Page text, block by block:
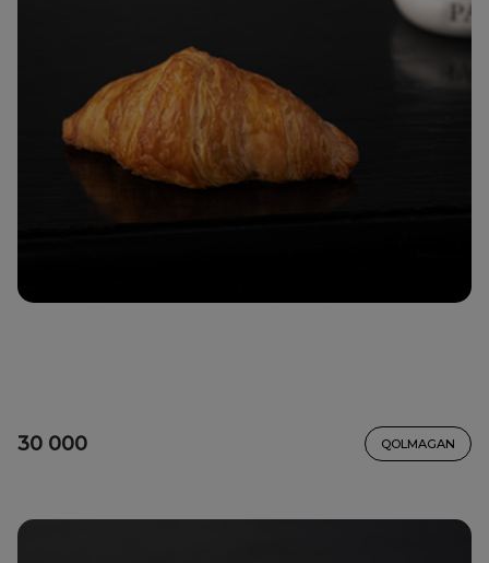
30 000 QOLMAGAN